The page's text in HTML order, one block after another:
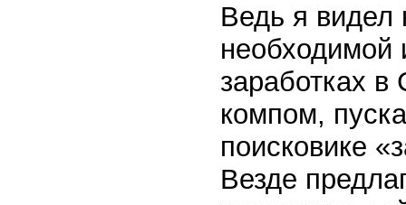
Ведь я видел
необходимой
заработках
компом,
поисковике
Везде